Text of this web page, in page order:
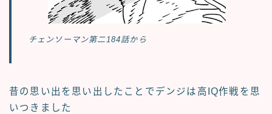
チェンソーマン第二184話から
昔の思い出を思い出したことでデンジは高IQ作戦を思
いつきました